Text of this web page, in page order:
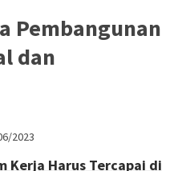
Pembangunan
dan
2023
Kerja Harus Tercapai di